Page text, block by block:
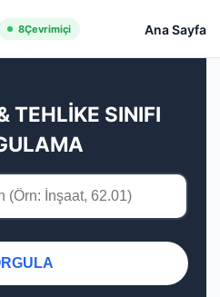
8Çevrimiçi Ana Sayfa
TEHLİKE SINIFI